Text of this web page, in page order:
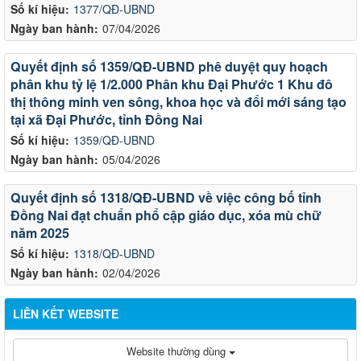
Số kí hiệu: 1377/QĐ-UBND
Ngày ban hành: 07/04/2026
Số kí hiệu: 1359/QĐ-UBND
Ngày ban hành: 05/04/2026
Quyết định số 1359/QĐ-UBND phê duyệt quy hoạch
phân khu tỷ lệ 1/2.000 Phân khu Đại Phước 1 Khu đô
thị thông minh ven sông, khoa học và đổi mới sáng tạo
tại xã Đại Phước, tỉnh Đồng Nai
Số kí hiệu: 1318/QĐ-UBND
Ngày ban hành: 02/04/2026
Quyết định số 1318/QĐ-UBND về việc công bố tỉnh
Đồng Nai đạt chuẩn phổ cập giáo dục, xóa mù chữ
năm 2025
LIÊN KẾT WEBSITE
Website thường dùng